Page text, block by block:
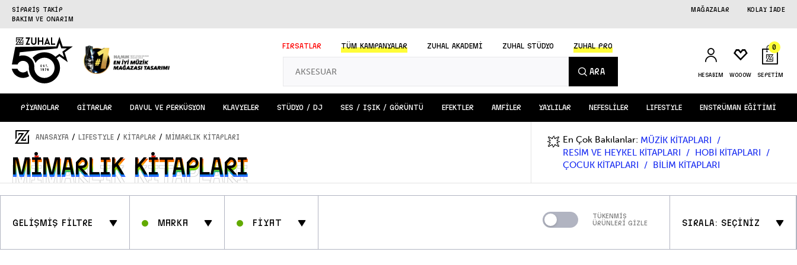
SİPARİŞ TAKİP
BAKIM VE ONARIM
KOLAY İADE
MAĞAZALAR
FIRSATLAR TÜMKAMPANYALAR ZUHAL AKADEMİ ZUHAL STÜDYO ZUHAL PRO
ARA HESABIM WOOOW
0
SEPETİM
PİYANOLAR GİTARLAR DAVUL VE PERKÜSYON KLAVYELER STÜDYO / DJ SES / IŞIK / GÖRÜNTÜ EFEKTLER AMFİLER YAYLILAR NEFESLİLER LIFESTYLE ENSTRÜMAN EĞİTİMİ
ANASAYFA / LIFESTYLE / KİTAPLAR / MİMARLIK KİTAPLARI
MİMARLIK KİTAPLARI
MİMARLIK KİTAPLARI
💥 En Çok Bakılanlar: MÜZİK KİTAPLARI
RESİM VE HEYKEL KİTAPLARI
HOBİ KİTAPLARI
ÇOCUK KİTAPLARI
BİLİM KİTAPLARI
GELİŞMİŞ FİLTRE Marka Fİyat
TÜKENMİŞ
ÜRÜNLERİ GİZLE
SIRALA: SEÇİNİZ